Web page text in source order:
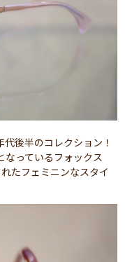
後半のコレクション！
なっているフォックス
たフェミニンなスタイ